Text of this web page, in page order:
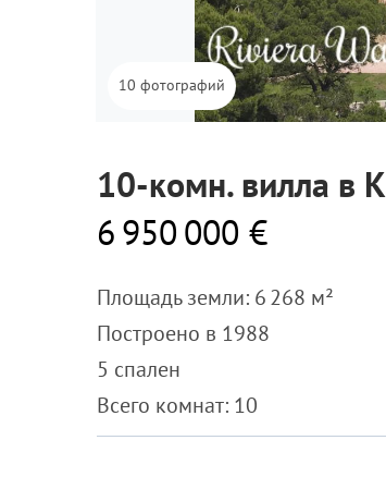
10 фотографий
10-комн. вилла в
6 950 000 €
Площадь земли: 6 268 м²
Построено в 1988
5 спален
Всего комнат: 10